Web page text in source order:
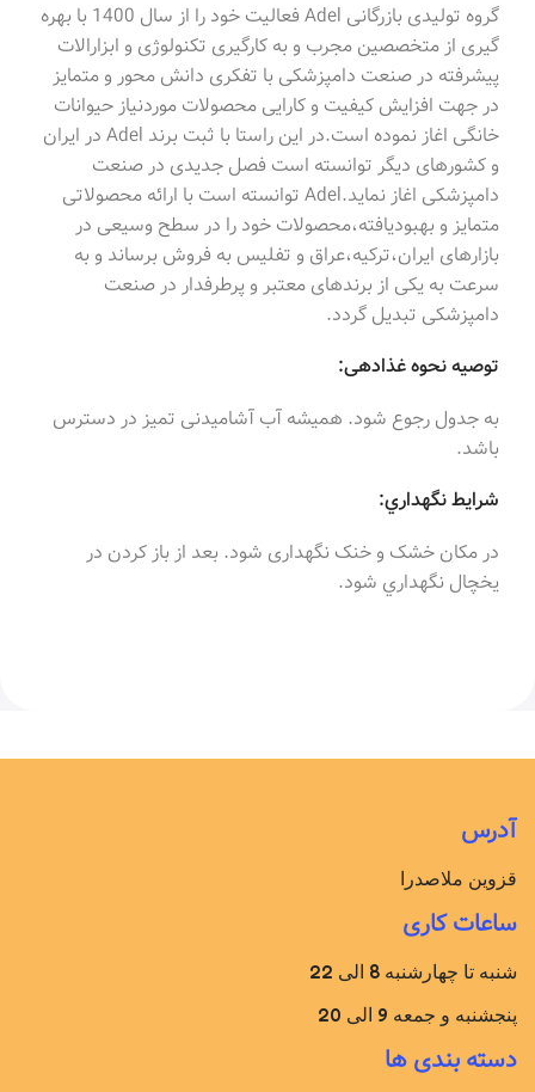
گروه تولیدی بازرگانی Adel فعالیت خود را از سال 1400 با بهره
گیری از متخصصین مجرب و به کارگیری تکنولوژی و ابزارالات
پیشرفته در صنعت دامپزشکی با تفکری دانش محور و متمایز
در جهت افزایش کیفیت و کارایی محصولات موردنیاز حیوانات
خانگی اغاز نموده است.در این راستا با ثبت برند Adel در ایران
و کشورهای دیگر توانسته است فصل جدیدی در صنعت
دامپزشکی اغاز نماید.Adel توانسته است با ارائه محصولاتی
متمایز و بهبودیافته،محصولات خود را در سطح وسیعی در
بازارهای ایران،ترکیه،عراق و تفلیس به فروش برساند و به
سرعت به یکی از برندهای معتبر و پرطرفدار در صنعت
دامپزشکی تبدیل گردد.
توصیه نحوه غذادهی:
به جدول رجوع شود. همیشه آب آشامیدنی تمیز در دسترس
باشد.
شرایط نگهداري:
در مکان خشک و خنک نگهداری شود. بعد از باز کردن در
یخچال نگهداري شود.
آدرس
قزوین ملاصدرا
ساعات کاری
شنبه تا چهارشنبه 8 الی 22
پنجشنبه و جمعه 9 الی 20
دسته بندی ها